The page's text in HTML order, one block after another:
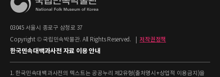
03045 서울시 종로구 삼청로 37
Copyright © 국립민속박물관. All Rights Reserved.
저작권정책
한국민속대백과사전 자료 이용 안내
1. 한국민속대백과사전의 텍스트는 공공누리 제2유형(출처명시+상업적 이용금지)을